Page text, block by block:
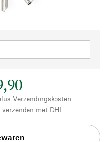
Verzendingskosten
met DHL